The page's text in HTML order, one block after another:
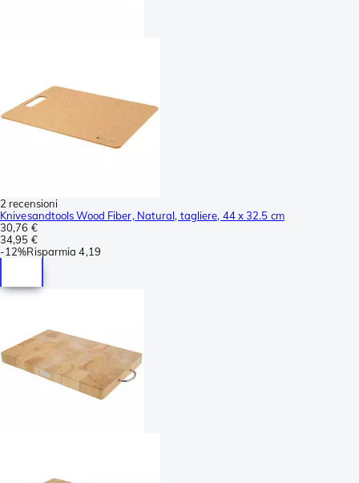
2 recensioni
Knivesandtools Wood Fiber, Natural, tagliere, 44 x 32.5 cm
30,76 €
34,95 €
-12%Risparmia 4,19